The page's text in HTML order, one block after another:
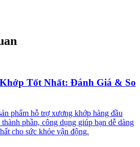
Tốt Nhất: Đánh Giá & So
phẩm hỗ trợ xương khớp hàng đầu
phần, công dụng giúp bạn dễ dàng
cho sức khỏe vận động.